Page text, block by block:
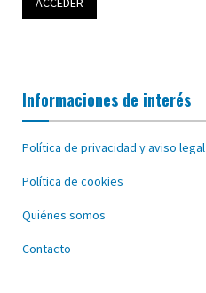
Informaciones de interés
Política de privacidad y aviso legal
Política de cookies
Quiénes somos
Contacto